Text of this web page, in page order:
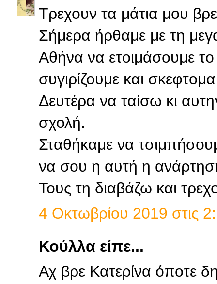
Τρεχουν τα μάτια μου
Σήμερα ήρθαμε με τη
Αθήνα να ετοιμάσουμε
συγιρίζουμε και
Δευτέρα να ταίσω κι
σχολή.
Σταθήκαμε να
να σου η αυτή η
Τους τη διαβάζω και
4 Οκτωβρίου 2019 στις
Κούλλα είπε...
Αχ βρε Κατερίνα όποτε